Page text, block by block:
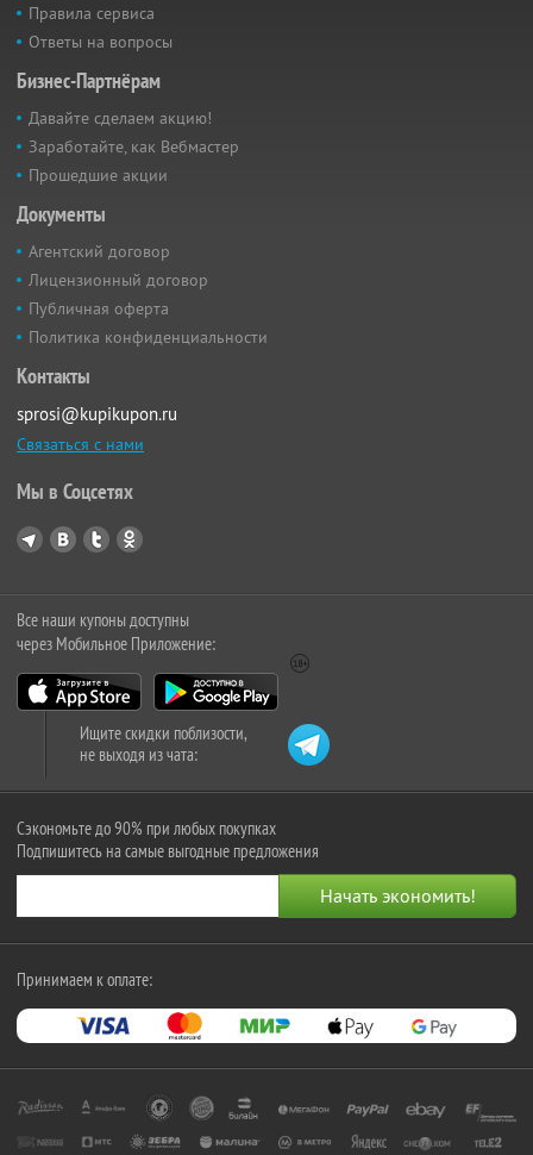
Правила сервиса
Ответы на вопросы
Бизнес-Партнёрам
Давайте сделаем акцию!
Заработайте, как Вебмастер
Прошедшие акции
Документы
Агентский договор
Лицензионный договор
Публичная оферта
Политика конфиденциальности
Контакты
sprosi@kupikupon.ru
Связаться с нами
Мы в Соцсетях
Все наши купоны доступны
через Мобильное Приложение:
Ищите скидки поблизости,
не выходя из чата:
Сэкономьте до 90% при любых покупках
Подпишитесь на самые выгодные предложения
Принимаем к оплате: